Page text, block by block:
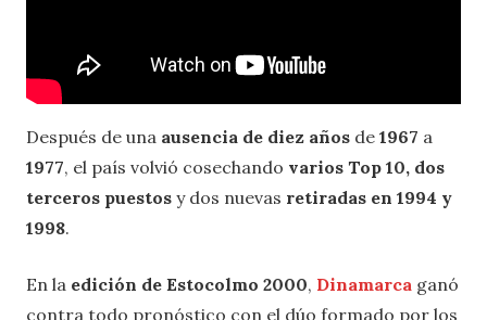
Después de una ausencia de diez años de 1967 a
1977, el país volvió cosechando varios Top 10, dos
terceros puestos y dos nuevas retiradas en 1994 y
1998.
En la edición de Estocolmo 2000, Dinamarca ganó
contra todo pronóstico con el dúo formado por los